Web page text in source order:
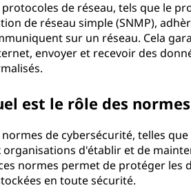
protocoles de réseau, tels que le
de réseau simple (SNMP),
sur un réseau. Cela
envoyer et recevoir des
est le rôle des
normes de cybersécurité, telles
organisations d'établir et de
normes permet de protéger les
en toute sécurité.